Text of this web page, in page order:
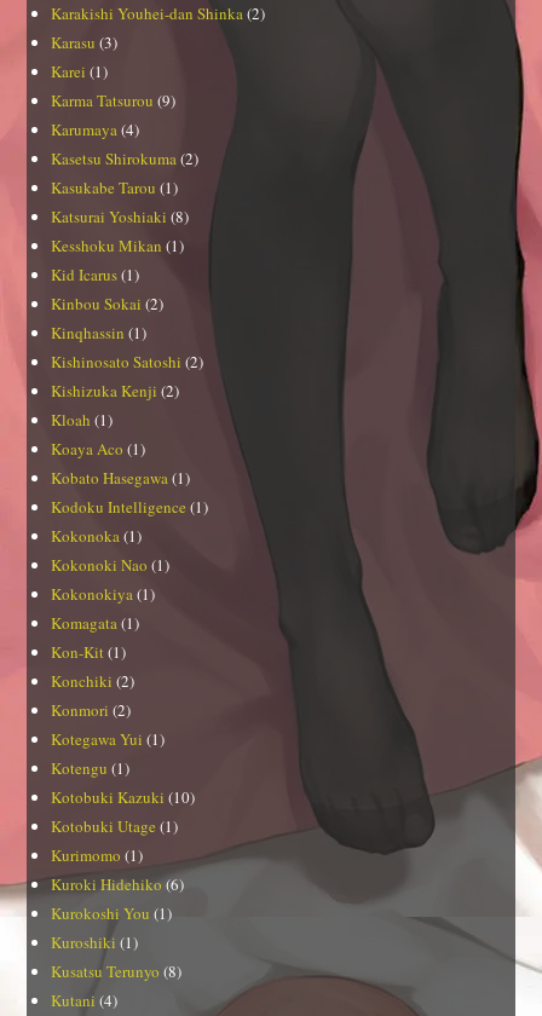
Karakishi Youhei-dan Shinka(2)
Karasu (3)
Karei (1)
Karma Tatsurou (9)
Karumaya(4)
Kasetsu Shirokuma(2)
Kasukabe Tarou (1)
Katsurai Yoshiaki (8)
Kesshoku Mikan (1)
Kid Icarus(1)
Kinbou Sokai (2)
Kinqhassin (1)
Kishinosato Satoshi (2)
Kishizuka Kenji (2)
Kloah (1)
Koaya Aco (1)
Kobato Hasegawa(1)
Kodoku Intelligence (1)
Kokonoka(1)
Kokonoki Nao (1)
Kokonokiya(1)
Komagata(1)
Kon-Kit(1)
Konchiki (2)
Konmori (2)
Kotegawa Yui (1)
Kotengu (1)
Kotobuki Kazuki (10)
Kotobuki Utage (1)
Kurimomo (1)
Kuroki Hidehiko (6)
Kurokoshi You (1)
Kuroshiki (1)
Kusatsu Terunyo (8)
Kutani (4)